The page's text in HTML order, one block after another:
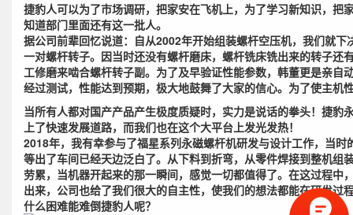
捷豹人可以为了市场调研，把家安在飞机上，为了学习新知识，把
知道部门里面还有这一批人。
据公司前辈回忆说道：自从2002年开始组装螺杆空压机，我们就
一对螺杆转子。因当时还没有螺杆磨床，螺杆铣床铣出来的转子
工修磨来啮合螺杆转子副。为了及早验证性能参数，韩董更是亲
经过测试，性能达到预期，极大地鼓舞了大家的信心。为了使主
当所有人都对国产产品产生极度质疑时，实力是说话的拳头！捷
上了快速发展道路，而我们也在这个大平台上发光发热！
2018年，我有幸参与了福星系列永磁螺杆机研发与设计工作，当
等出了车间已经天边泛白了。从下料到折弯，从零件焊接到整机
劳累，当机器开起来的那一瞬间，感觉一切都值得了。在这过程
出来，公司也给了我们很大的自主性，使我们的想法都能在研发
什么困难能难倒捷豹人呢？